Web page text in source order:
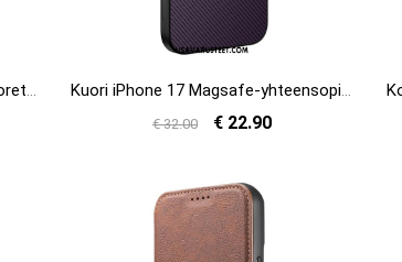
Kuori iPhone 17 Magsafe-yhteensopiva Hiilikuitu
€ 32.00 € 22.90